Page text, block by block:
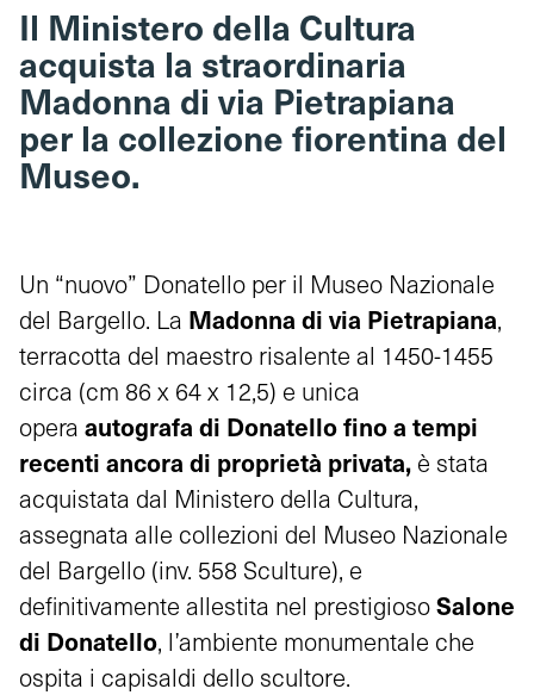
Il Ministero della Cultura
acquista la straordinaria
Madonna di via Pietrapiana
per la collezione fiorentina del
Museo.
Un “nuovo” Donatello per il Museo Nazionale
del Bargello. La Madonna di via Pietrapiana,
terracotta del maestro risalente al 1450-1455
circa (cm 86 x 64 x 12,5) e unica
opera autografa di Donatellofino a tempi
recenti ancora di proprietà privata, è stata
acquistata dal Ministero della Cultura,
assegnata alle collezioni del Museo Nazionale
del Bargello (inv. 558 Sculture), e
definitivamente allestita nel prestigiosoSalone
di Donatello, l’ambiente monumentale che
ospita i capisaldi dello scultore.